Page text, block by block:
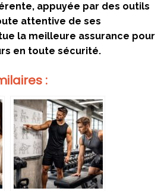
appuyée par des outils
attentive de ses
la meilleure assurance pour
en toute sécurité.
: